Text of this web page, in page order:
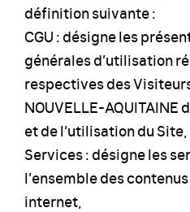
définition suivante :
CGU : désigne les
générales d’utilisation
respectives des
NOUVELLE-AQUITAINE
et de l’utilisation du Site,
Services : désigne les
l’ensemble des
internet,